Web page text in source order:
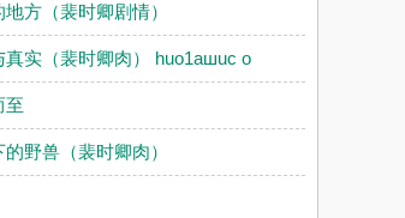
地方（裴时卿剧情）
真实（裴时卿肉） huo1aшuc o
至
野兽（裴时卿肉）